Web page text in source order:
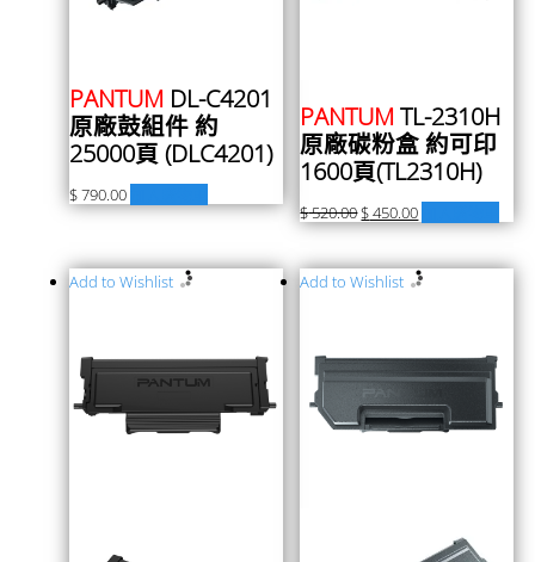
PANTUM DL-C4201
原廠鼓組件 約
25000頁 (DLC4201)
$790.00
PANTUM TL-2310H
原廠碳粉盒 約可印
1600頁(TL2310H)
$520.00$450.00
Add to Wishlist Add to Wishlist